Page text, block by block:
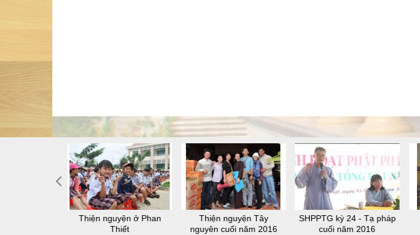
Thiện nguyện ở Phan
Thiết
Thiện nguyện Tây
nguyên cuối năm 2016
SHPPTG kỳ 24 - Tạ pháp
cuối năm 2016